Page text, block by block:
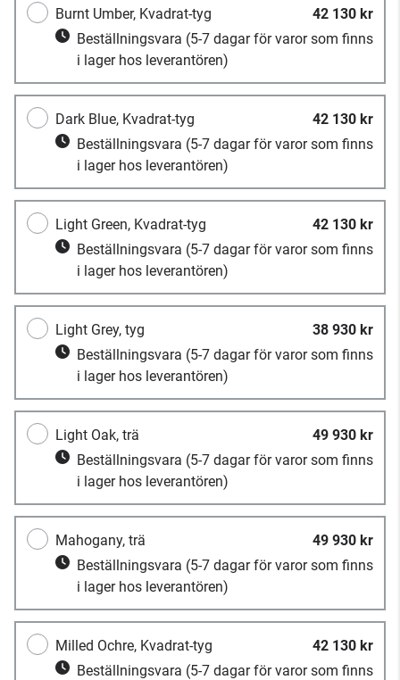
Burnt Umber, Kvadrat-tyg
42 130 kr
Beställningsvara (5-7 dagar för varor som finns
i lager hos leverantören)
Dark Blue, Kvadrat-tyg
42 130 kr
Beställningsvara (5-7 dagar för varor som finns
i lager hos leverantören)
Light Green, Kvadrat-tyg
42 130 kr
Beställningsvara (5-7 dagar för varor som finns
i lager hos leverantören)
Light Grey, tyg
38 930 kr
Beställningsvara (5-7 dagar för varor som finns
i lager hos leverantören)
Light Oak, trä
49 930 kr
Beställningsvara (5-7 dagar för varor som finns
i lager hos leverantören)
Mahogany, trä
49 930 kr
Beställningsvara (5-7 dagar för varor som finns
i lager hos leverantören)
Milled Ochre, Kvadrat-tyg
42 130 kr
Beställningsvara (5-7 dagar för varor som finns